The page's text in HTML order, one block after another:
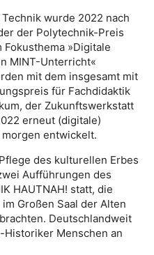
wurde 2022 nach
der Polytechnik-Preis
»Digitale
MINT-Unterricht«
mit dem insgesamt mit
für Fachdidaktik
der Zukunftswerkstatt
erneut (digitale)
entwickelt.
des kulturellen Erbes
Aufführungen des
HAUTNAH! statt, die
Großen Saal der Alten
Deutschlandweit
Menschen an